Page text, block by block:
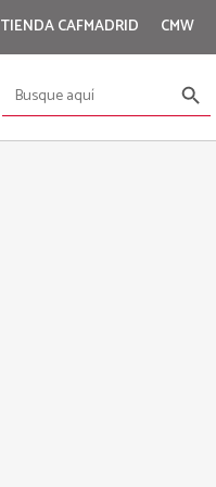
TIENDA CAFMADRID CMW
Buscar: